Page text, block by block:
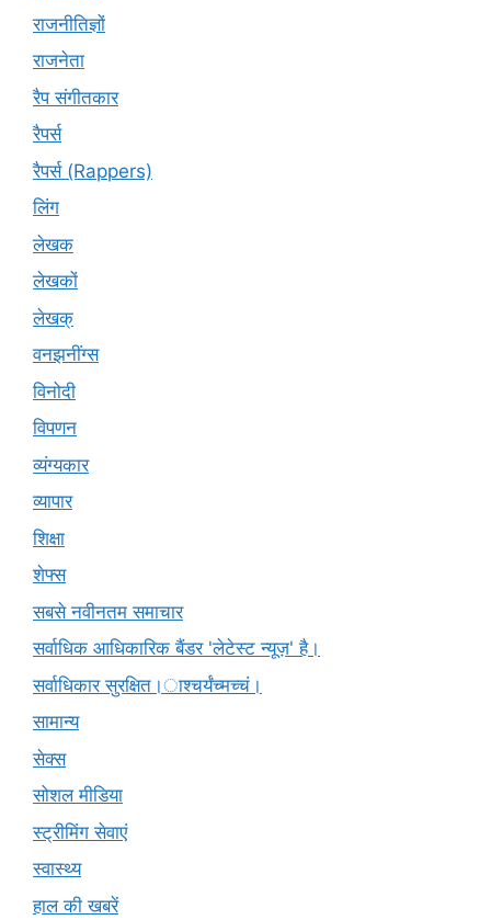
राजनीतिज्ञों
राजनेता
रैप संगीतकार
रैपर्स
रैपर्स (Rappers)
लिंग
लेखक
लेखकों
लेखक्
वनझनींग्स
विनोदी
विपणन
व्यंग्यकार
व्यापार
शिक्षा
शेफ्स
सबसे नवीनतम समाचार
सर्वाधिक आधिकारिक बैंडर 'लेटेस्ट न्यूज़' है।
सर्वाधिकार सुरक्षित।ाश्चर्यंच्मच्चं।
सामान्य
सेक्स
सोशल मीडिया
स्ट्रीमिंग सेवाएं
स्वास्थ्य
हाल की खबरें